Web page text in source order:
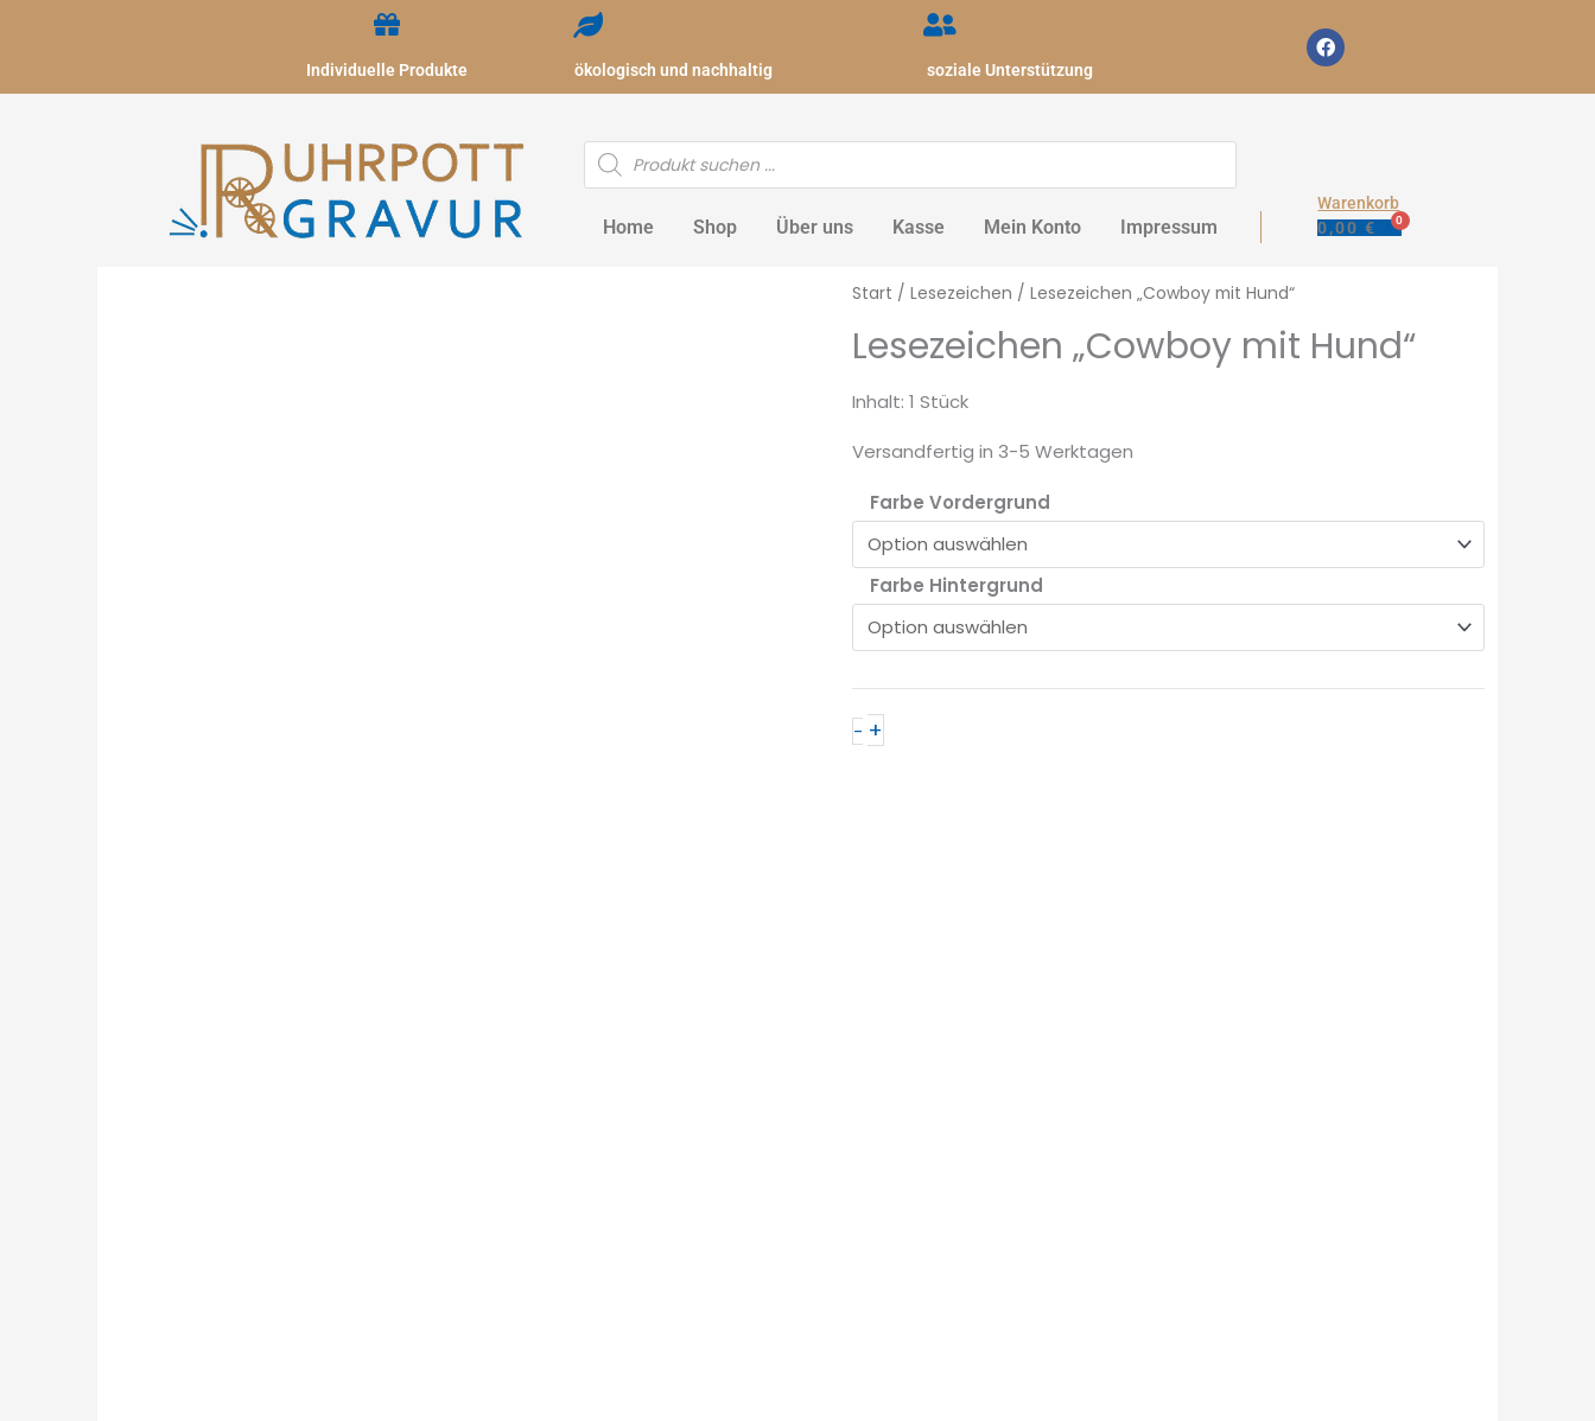
Individuelle Produkte ökologisch und nachhaltig soziale Unterstützung
F
a
c
e
Products
search
Home Shop Über uns Kasse Mein Konto Impressum
Warenkorb
0,00€
Start /Lesezeichen / Lesezeichen „Cowboy mit Hund“
Lesezeichen „Cowboy mit Hund“
Inhalt: 1 Stück
Versandfertig in 3-5 Werktagen
Farbe Vordergrund
Farbe Hintergrund
-
Lesezeichen
mit
Hund"
+